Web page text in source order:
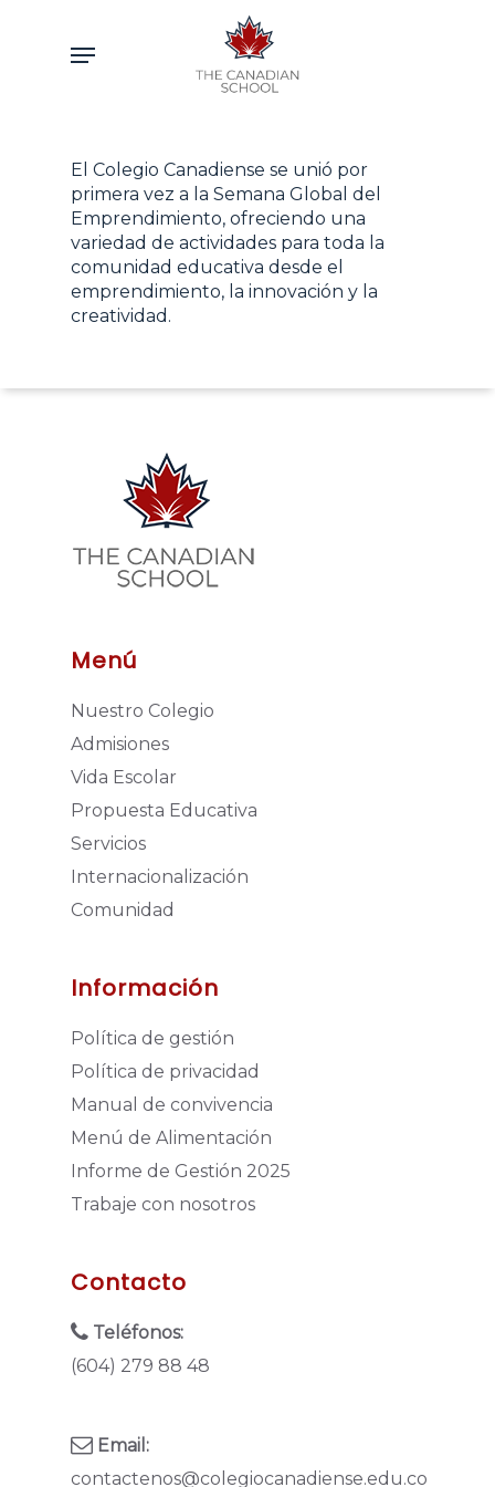
Menu
El Colegio Canadiense se unió por
primera vez a la Semana Global del
Emprendimiento, ofreciendo una
variedad de actividades para toda la
comunidad educativa desde el
emprendimiento, la innovación y la
creatividad.
Menú
Nuestro Colegio
Admisiones
Vida Escolar
Propuesta Educativa
Servicios
Internacionalización
Comunidad
Información
Política de gestión
Política de privacidad
Manual de convivencia
Menú de Alimentación
Informe de Gestión 2025
Trabaje con nosotros
Contacto
Teléfonos:
(604) 279 88 48
Email:
contactenos@colegiocanadiense.edu.co